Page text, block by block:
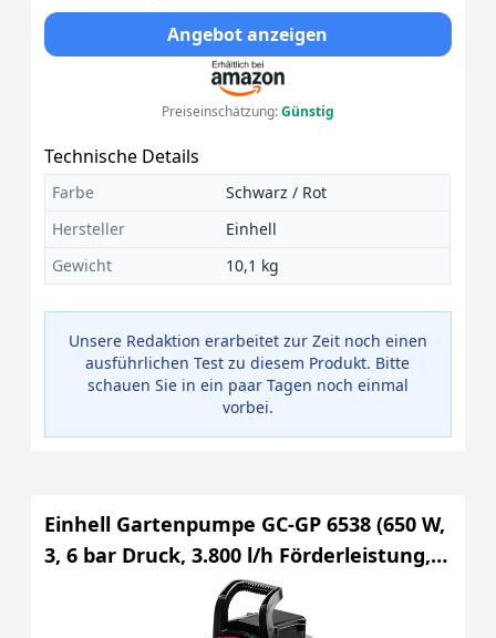
Angebot anzeigen
Preiseinschätzung:Günstig
Technische Details
Farbe
Schwarz / Rot
Hersteller
Einhell
Gewicht
10,1 kg
Unsere Redaktion erarbeitet zur Zeit noch einen
ausführlichen Test zu diesem Produkt. Bitte
schauen Sie in ein paar Tagen noch einmal
vorbei.
Einhell Gartenpumpe GC-GP 6538 (650 W,
3, 6 bar Druck, 3.800 l/h Förderleistung,
Wassereinfüllschraube,
Wasserablassschraube, Tragegriff)